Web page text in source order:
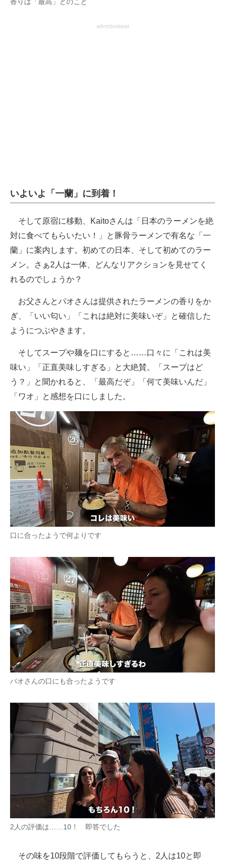
香りは「最高」とのこと
advertisement
いよいよ「一蘭」に到着！
そして原宿に移動、Kaitoさんは「日本のラーメンを絶
対に食べてもらいたい！」と豚骨ラーメンで有名な「一
蘭」に案内します。初めての日本、そして初めてのラー
メン。さぁ2人は一体、どんなリアクションを見せてく
れるのでしょうか？
お父さんとパオさんは提供されたラーメンの香りをか
ぎ、「いい匂い」「これは絶対に美味いぞ」と確信した
ようにつぶやきます。
そしてスープや麺を口にすると……口々に「これは美
味い」「正直美味しすぎる」と大絶賛。「スープはど
う？」と聞かれると、「最高だぞ」「何て美味いんだ」
「ワオ」と感想を口にしました。
口に合ったようで何よりです
パオさんの口にも合ったようです
2人の評価は……10！ 即答でした
その味を10段階で評価してもらうと、2人は10と即